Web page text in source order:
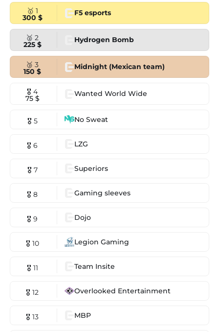
🥇 1
300 $
F5 esports
🥈 2
225 $
Hydrogen Bomb
🥉 3
150 $
Midnight (Mexican team)
🎖 4
75 $
Wanted World Wide
🎖 5 No Sweat
🎖 6 LZG
🎖 7 Superiors
🎖 8 Gaming sleeves
🎖 9 Dojo
🎖 10 Legion Gaming
🎖 11 Team Insite
🎖 12 Overlooked Entertainment
🎖 13 MBP